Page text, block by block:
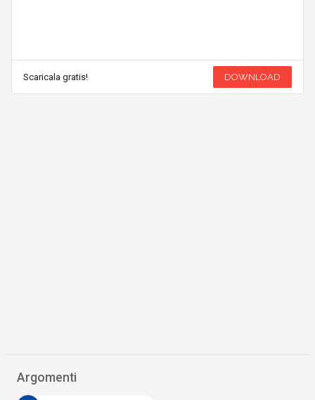
Scaricala gratis! DOWNLOAD
Argomenti